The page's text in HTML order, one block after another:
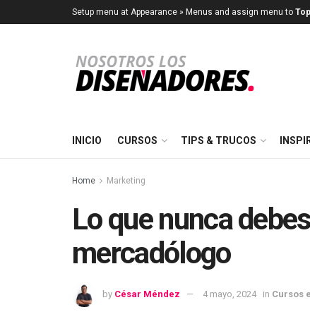
Setup menu at Appearance » Menus and assign menu to
INICIO CURSOS TIPS & TRUCOS
Home Marketing
Lo que nunca
mercadólogo
by César Méndez 4 mayo, 2024 in Cursos